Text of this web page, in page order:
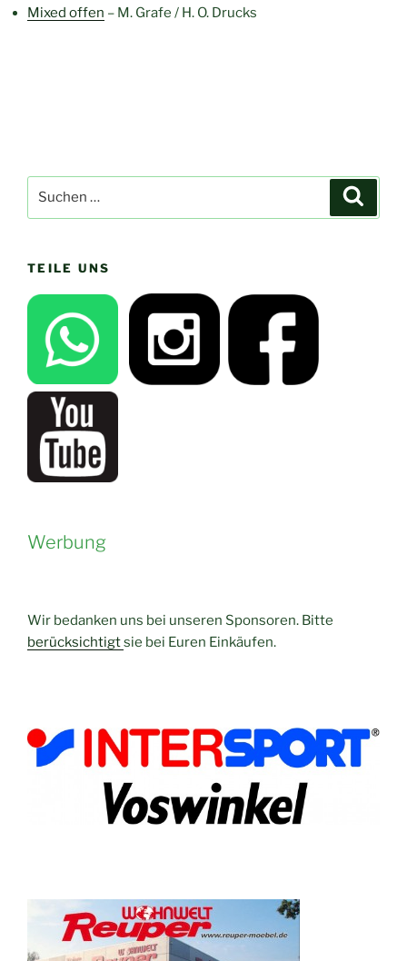
Mixed offen – M. Grafe / H. O. Drucks
nach:
TEILE UNS
Werbung
Wir bedanken uns bei unseren Sponsoren. Bitte
berücksichtigtsie bei Euren Einkäufen.